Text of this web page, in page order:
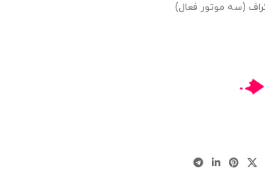
(سه موتور فعال)